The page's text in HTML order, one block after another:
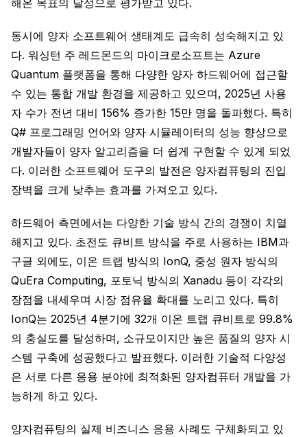
동시에 양자 소프트웨어 생태계도 급속히 성숙해지고 있
다. 워싱턴 주 레드몬드의 마이크로소프트는 Azure
Quantum 플랫폼을 통해 다양한 양자 하드웨어에 접근할
수 있는 통합 개발 환경을 제공하고 있으며, 2025년 사용
자 수가 전년 대비 156% 증가한 15만 명을 돌파했다. 특히
Q# 프로그래밍 언어와 양자 시뮬레이터의 성능 향상으로
개발자들이 양자 알고리즘을 더 쉽게 구현할 수 있게 되었
다. 이러한 소프트웨어 도구의 발전은 양자컴퓨팅의 진입
장벽을 크게 낮추는 효과를 가져오고 있다.
하드웨어 측면에서는 다양한 기술 방식 간의 경쟁이 치열
해지고 있다. 초전도 큐비트 방식을 주로 사용하는 IBM과
구글 외에도, 이온 트랩 방식의 IonQ, 중성 원자 방식의
QuEra Computing, 포토닉 방식의 Xanadu 등이 각각의
장점을 내세우며 시장 점유율 확대를 노리고 있다. 특히
IonQ는 2025년 4분기에 32개 이온 트랩 큐비트로 99.8%
의 충실도를 달성하며, 소규모이지만 높은 품질의 양자 시
스템 구축에 성공했다고 발표했다. 이러한 기술적 다양성
은 서로 다른 응용 분야에 최적화된 양자컴퓨터 개발을 가
능하게 하고 있다.
양자컴퓨팅의 실제 비즈니스 응용 사례도 구체화되고 있